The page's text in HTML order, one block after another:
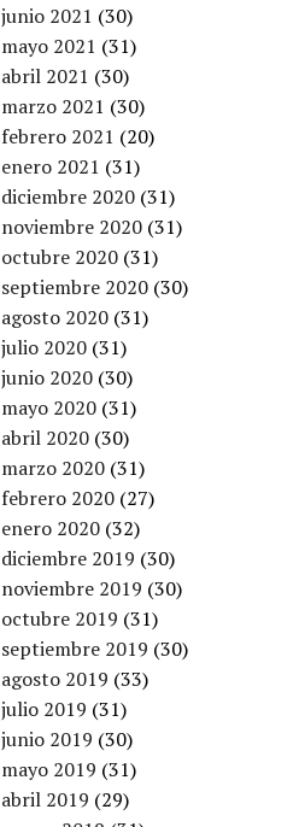
junio 2021 (30)
mayo 2021 (31)
abril 2021 (30)
marzo 2021 (30)
febrero 2021 (20)
enero 2021 (31)
diciembre 2020 (31)
noviembre 2020 (31)
octubre 2020 (31)
septiembre 2020 (30)
agosto 2020 (31)
julio 2020 (31)
junio 2020 (30)
mayo 2020 (31)
abril 2020 (30)
marzo 2020 (31)
febrero 2020 (27)
enero 2020 (32)
diciembre 2019 (30)
noviembre 2019 (30)
octubre 2019 (31)
septiembre 2019 (30)
agosto 2019 (33)
julio 2019 (31)
junio 2019 (30)
mayo 2019 (31)
abril 2019 (29)